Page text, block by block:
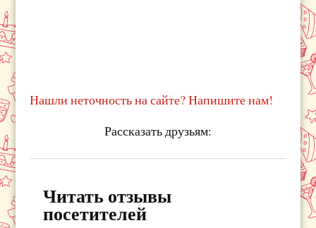
Нашли неточность на сайте? Напишите нам!
Рассказать друзьям:
Читать отзывы
посетителей